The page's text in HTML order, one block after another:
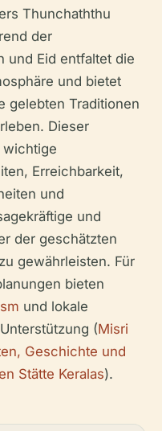
Thunchaththu
der
und Eid entfaltet die
und bietet
gelebten Traditionen
Dieser
wichtige
Erreichbarkeit,
und
und
der geschätzten
gewährleisten. Für
bieten
und lokale
(Misri
Geschichte und
Stätte Keralas).